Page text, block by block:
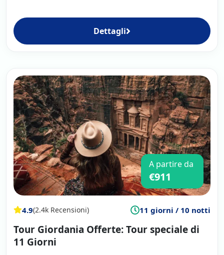
Dettagli
A partire da
€911
4.9(2.4k Recensioni) 11 giorni / 10 notti
Tour Giordania Offerte: Tour speciale di
11 Giorni